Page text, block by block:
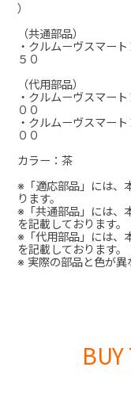
）
（共通部品）
・クルムーヴスマー
５０
（代用部品）
・クルムーヴスマー
００
・クルムーヴスマー
００
カラー：茶
※「適応部品」には、
ります。
※「共通部品」には、
を記載しております。
※「代用部品」には、
を記載しております。
※ 実際の部品と色が異